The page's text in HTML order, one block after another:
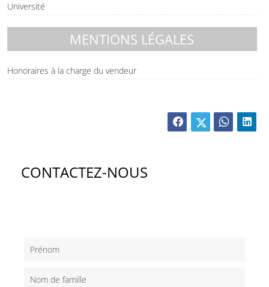
Université
MENTIONS LÉGALES
Honoraires à la charge du vendeur
CONTACTEZ-NOUS